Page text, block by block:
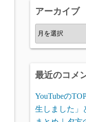
ー
アーカイブ
ア
ー
ブ
最近のコメ
YouTubeの
生しました」